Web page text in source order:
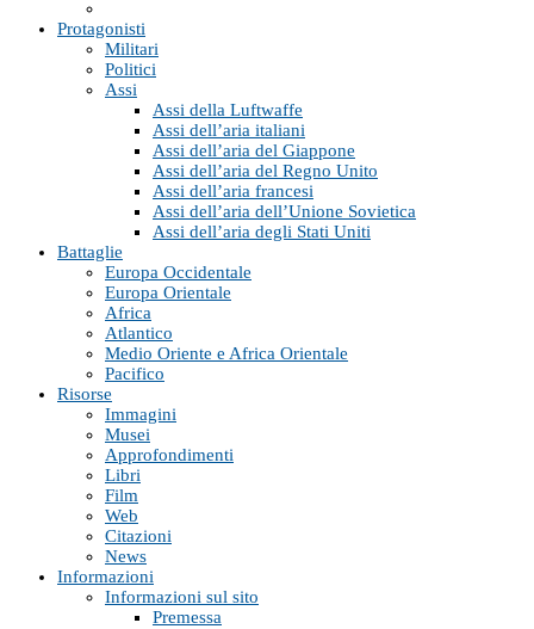
Protagonisti
Militari
Politici
Assi
Assi della Luftwaffe
Assi dell’aria italiani
Assi dell’aria del Giappone
Assi dell’aria del Regno Unito
Assi dell’aria francesi
Assi dell’aria dell’Unione Sovietica
Assi dell’aria degli Stati Uniti
Battaglie
Europa Occidentale
Europa Orientale
Africa
Atlantico
Medio Oriente e Africa Orientale
Pacifico
Risorse
Immagini
Musei
Approfondimenti
Libri
Film
Web
Citazioni
News
Informazioni
Informazioni sul sito
Premessa